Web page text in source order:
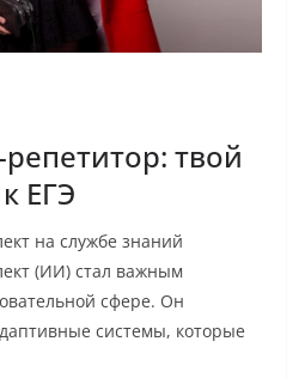
твой
ЕГЭ
на службе знаний
(ИИ) стал важным
сфере. Он
системы, которые